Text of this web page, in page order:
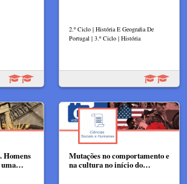
2.º Ciclo | História E Geografia De
Portugal | 3.º Ciclo | História
Homens
uma…
Mutações no comportamento e
na cultura no início do…